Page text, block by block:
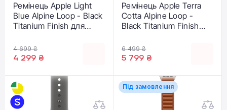
Ремінець Apple Light
Blue Alpine Loop - Black
Titanium Finish для
44/45/46/49mm - Large
(MG9M4)
4 699 ₴
4 299 ₴
Ремінець Apple Terra
Cotta Alpine Loop -
Black Titanium Finish
44/45/46/49mm - Large
(MG9F4)
6 499 ₴
5 799 ₴
Під замовлення